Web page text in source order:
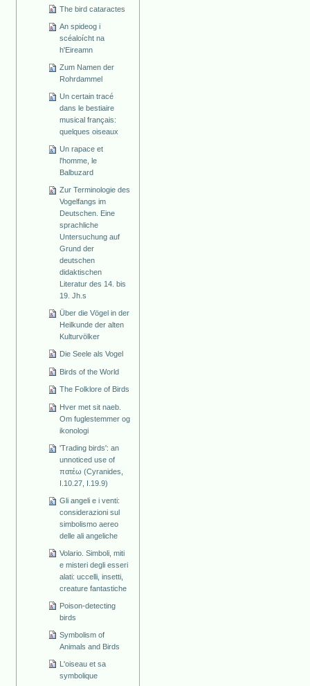
The bird cataractes
An spideog i
scéaloícht na
h'Eireamn
Zum Namen der
Rohrdammel
Un certain tracé
dans le bestiaire
musical français:
quelques oiseaux
Un rapace et
l'homme, le
Balbuzard
Zur Terminologie des
Vogelfangs im
Deutschen. Eine
sprachliche
Untersuchung auf
Grund der
deutschen
didaktischen
Literatur des 14. bis
19. Jh.s
Über die Vögel in der
Heilkunde der alten
Kulturvölker
Die Seele als Vogel
Birds of the World
The Folklore of Birds
Hver met sit naeb.
Om fuglestemmer og
ikonologi
'Trading birds': an
unnoticed use of
πατέω (Cyranides,
I.10.27, I.19.9)
Gli angeli e i venti:
considerazioni sul
simbolismo aereo
delle ali angeliche
Volario. Simboli, miti
e misteri degli esseri
alati: uccelli, insetti,
creature fantastiche
Poison-detecting
birds
Symbolism of
Animals and Birds
L'oiseau et sa
symbolique